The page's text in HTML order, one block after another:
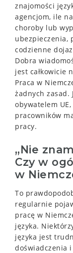
znajomości
agencjom, ile
choroby lub
ubezpieczenia,
codzienne
Dobra
jest całkowicie
Praca w
żadnych zasad.
obywatelem
pracowników
pracy.
„Nie
Czy w
w
To
regularnie
pracę w
języka.
języka jest
doświadczenia